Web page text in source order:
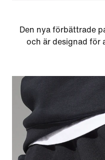
Den nya förbättrade
och är designad för